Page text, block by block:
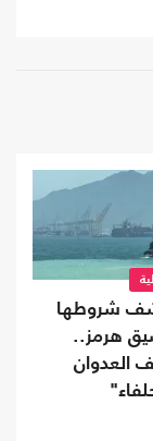
شروطها
هرمز..
العدوان